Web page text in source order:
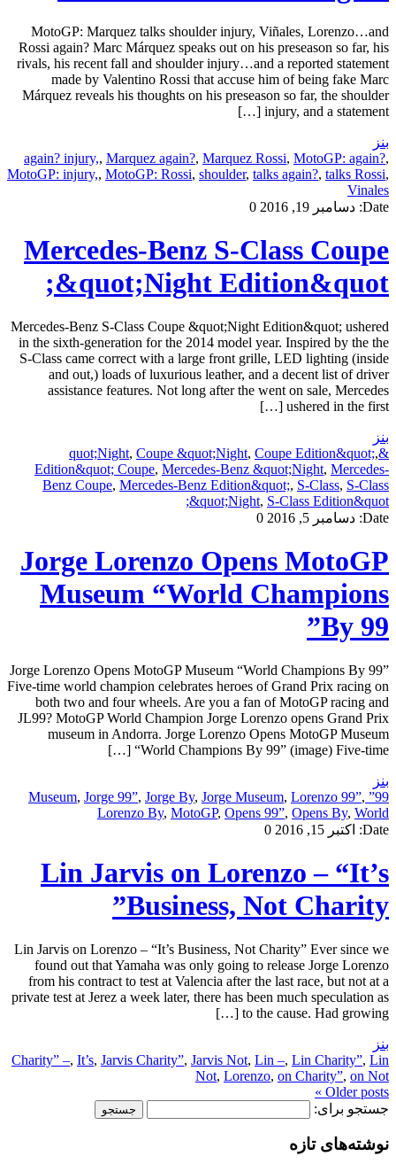
MotoGP: Marquez talks shoulder injury, Viñales, Lorenzo…and
Rossi again? Marc Márquez speaks out on his preseason so far, his
rivals, his recent fall and shoulder injury…and a reported statement
made by Valentino Rossi that accuse him of being fake Marc
Márquez reveals his thoughts on his preseason so far, the shoulder
injury, and a statement […]
بنز
again? injury,, Marquez again?, Marquez Rossi, MotoGP: again?,
MotoGP: injury,, MotoGP: Rossi, shoulder, talks again?, talks Rossi,
Vinales
Date: دسامبر 19, 2016 0
Mercedes-Benz S-Class Coupe
&quot;Night Edition&quot;
Mercedes-Benz S-Class Coupe &quot;Night Edition&quot; ushered
in the sixth-generation for the 2014 model year. Inspired by the the
S-Class came correct with a large front grille, LED lighting (inside
and out,) loads of luxurious leather, and a decent list of driver
assistance features. Not long after the went on sale, Mercedes
ushered in the first […]
بنز
&quot;Night
, Coupe &quot;Night, Coupe Edition&quot;,
Edition&quot; Coupe, Mercedes-Benz &quot;Night, Mercedes-
Benz Coupe, Mercedes-Benz Edition&quot;, S-Class, S-Class
&quot;Night, S-Class Edition&quot;
Date: دسامبر 5, 2016 0
Jorge Lorenzo Opens MotoGP
Museum “World Champions
By 99”
Jorge Lorenzo Opens MotoGP Museum “World Champions By 99”
Five-time world champion celebrates heroes of Grand Prix racing on
both two and four wheels. Are you a fan of MotoGP racing and
JL99? MotoGP World Champion Jorge Lorenzo opens Grand Prix
museum in Andorra. Jorge Lorenzo Opens MotoGP Museum
“World Champions By 99” (image) Five-time […]
بنز
99” Museum
, Jorge 99”, Jorge By, Jorge Museum, Lorenzo 99”,
Lorenzo By, MotoGP, Opens 99”, Opens By, World
Date:
اکتبر 15, 2016 0
Lin Jarvis on Lorenzo – “It’s
Business, Not Charity”
Lin Jarvis on Lorenzo – “It’s Business, Not Charity” Ever since we
found out that Yamaha was only going to release Jorge Lorenzo
from his contract to test at Valencia after the last race, but not at a
private test at Jerez a week later, there has been much speculation as
to the cause. Had growing […]
بنز
Charity” –, It’s, Jarvis Charity”, Jarvis Not, Lin –, Lin Charity”, Lin
Not, Lorenzo, on Charity”, on Not
Older posts »
جستجو برای:
نوشته‌های تازه